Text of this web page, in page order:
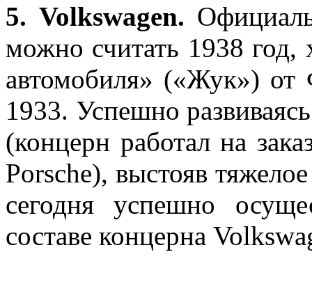
5. Volkswagen.
можно считать 1938 год,
автомобиля» («Жук»)
1933. Успешно
(концерн работал на
Porsche), выстояв
сегодня успешно
составе концерна